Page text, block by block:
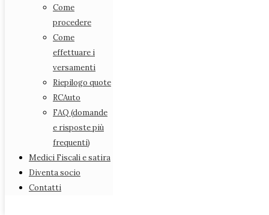
Come
procedere
Come
effettuare i
versamenti
Riepilogo quote
RCAuto
FAQ (domande
e risposte più
frequenti)
Medici Fiscali e satira
Diventa socio
Contatti
Diventa socio
Contatti
STATUTO ANMEFI
DIARIO ANMEFI
DIVENTA SOCIO
ASSICURAZIONE
Leggi e scarica i modelli
Assicurazione obbligatoria
ANMEFI per i suoi iscritti
Quanto costa
Assicurazione per chi non è socio